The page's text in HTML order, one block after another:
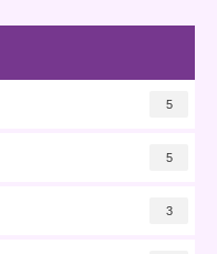
5
5
3